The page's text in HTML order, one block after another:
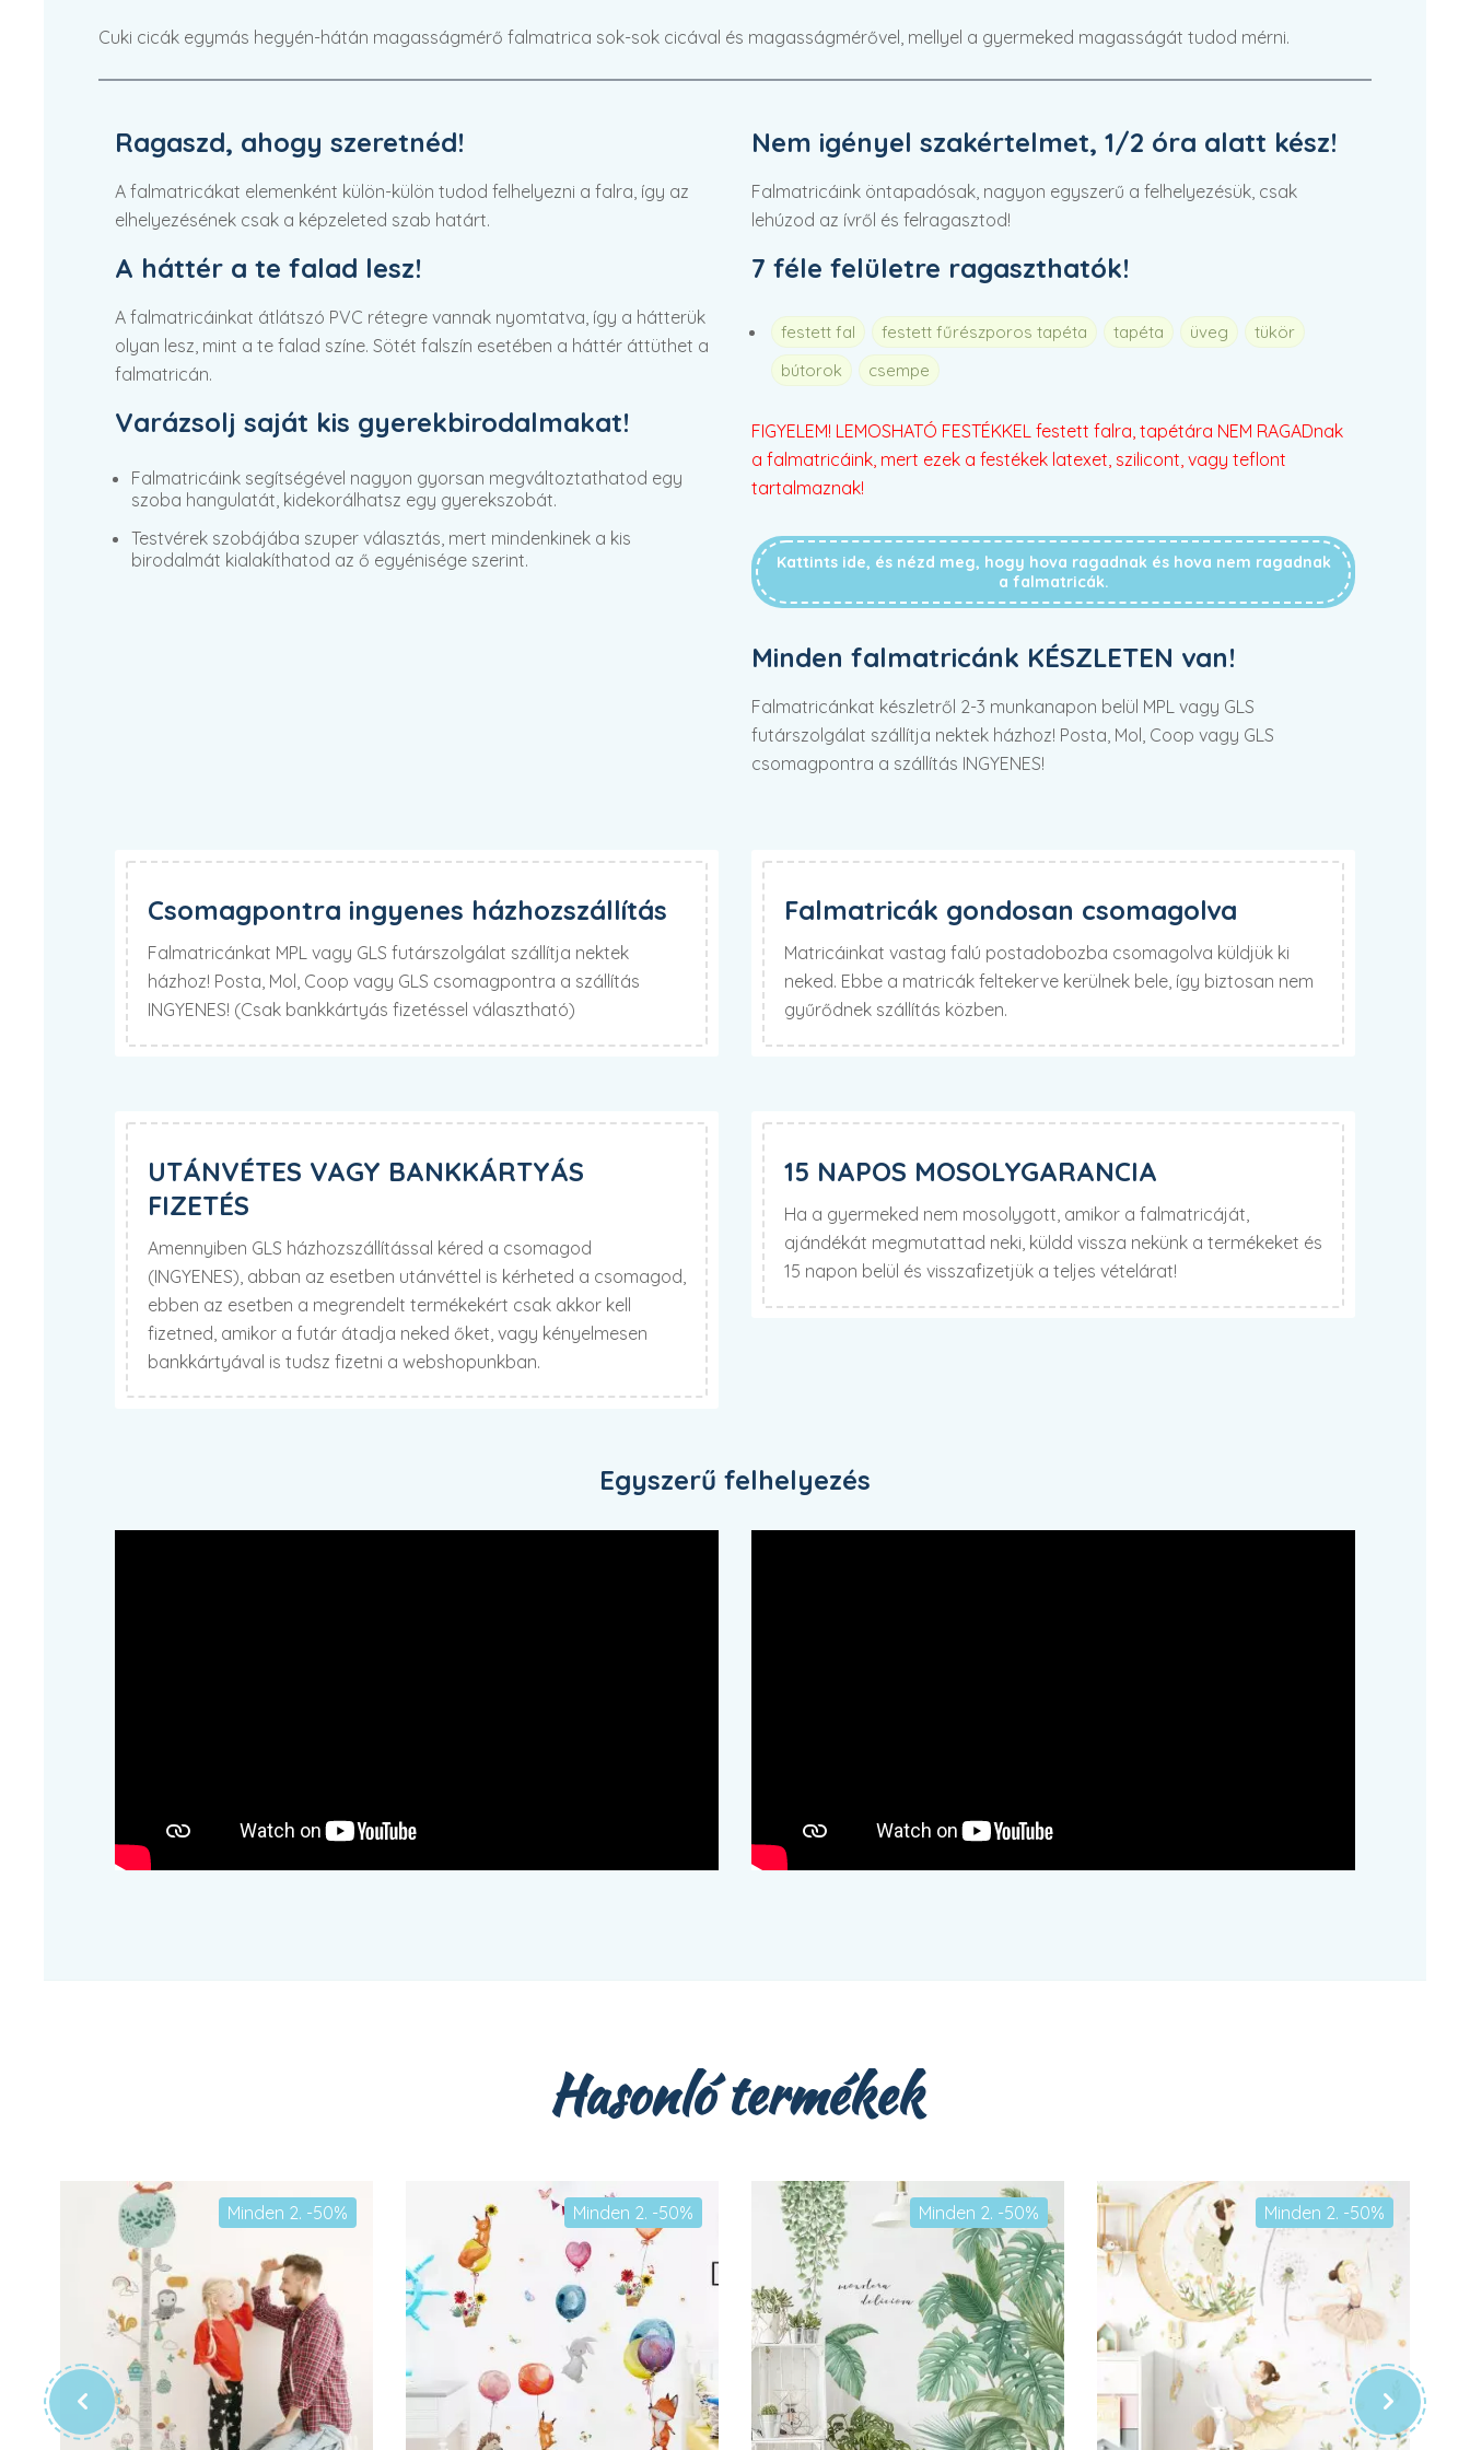
Cuki cicák egymás hegyén-hátán magasságmérő falmatrica sok-sok cicával és magasságmérővel, mellyel a gyermeked magasságát tudod mérni.
Ragaszd, ahogy szeretnéd!
A falmatricákat elemenként külön-külön tudod felhelyezni a falra, így az
elhelyezésének csak a képzeleted szab határt.
A háttér a te falad lesz!
A falmatricáinkat átlátszó PVC rétegre vannak nyomtatva, így a hátterük
olyan lesz, mint a te falad színe. Sötét falszín esetében a háttér áttüthet a
falmatricán.
Varázsolj saját kis gyerekbirodalmakat!
Falmatricáink segítségével nagyon gyorsan megváltoztathatod egy
szoba hangulatát, kidekorálhatsz egy gyerekszobát.
Testvérek szobájába szuper választás, mert mindenkinek a kis
birodalmát kialakíthatod az ő egyénisége szerint.
Nem igényel szakértelmet, 1/2 óra alatt kész!
Falmatricáink öntapadósak, nagyon egyszerű a felhelyezésük, csak
lehúzod az ívről és felragasztod!
7 féle felületre ragaszthatók!
festett fal festett fűrészporos tapéta tapéta üveg
tükör
bútorok
csempe
FIGYELEM! LEMOSHATÓ FESTÉKKEL festett falra, tapétára NEM RAGADnak
a falmatricáink, mert ezek a festékek latexet, szilicont, vagy teflont
tartalmaznak!
Kattints ide, és nézd meg, hogy hova ragadnak és hova nem ragadnak
a falmatricák.
Minden falmatricánk KÉSZLETEN van!
Falmatricánkat készletről 2-3 munkanapon belül MPL vagy GLS
futárszolgálat szállítja nektek házhoz! Posta, Mol, Coop vagy GLS
csomagpontra a szállítás INGYENES!
Csomagpontra ingyenes házhozszállítás
Falmatricánkat MPL vagy GLS futárszolgálat szállítja nektek
házhoz! Posta, Mol, Coop vagy GLS csomagpontra a szállítás
INGYENES! (Csak bankkártyás fizetéssel választható)
Falmatricák gondosan csomagolva
Matricáinkat vastag falú postadobozba csomagolva küldjük ki
neked. Ebbe a matricák feltekerve kerülnek bele, így biztosan nem
gyűrődnek szállítás közben.
UTÁNVÉTES VAGY BANKKÁRTYÁS
FIZETÉS
Amennyiben GLS házhozszállítással kéred a csomagod
(INGYENES), abban az esetben utánvéttel is kérheted a csomagod,
ebben az esetben a megrendelt termékekért csak akkor kell
fizetned, amikor a futár átadja neked őket, vagy kényelmesen
bankkártyával is tudsz fizetni a webshopunkban.
15 NAPOS MOSOLYGARANCIA
Ha a gyermeked nem mosolygott, amikor a falmatricáját,
ajándékát megmutattad neki, küldd vissza nekünk a termékeket és
15 napon belül és visszafizetjük a teljes vételárat!
Egyszerű felhelyezés
Hasonló termékek
Minden 2. -50% Minden 2. -50% Minden 2. -50% Minden 2. -50%